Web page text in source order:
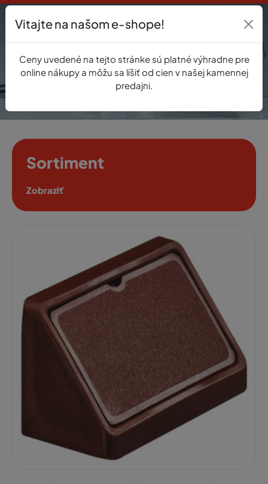
0
Sortiment
Zobraziť
Vitajte na našom e-shope!
Ceny uvedené na tejto stránke sú platné výhradne pre
online nákupy a môžu sa líšiť od cien v našej kamennej
predajni.